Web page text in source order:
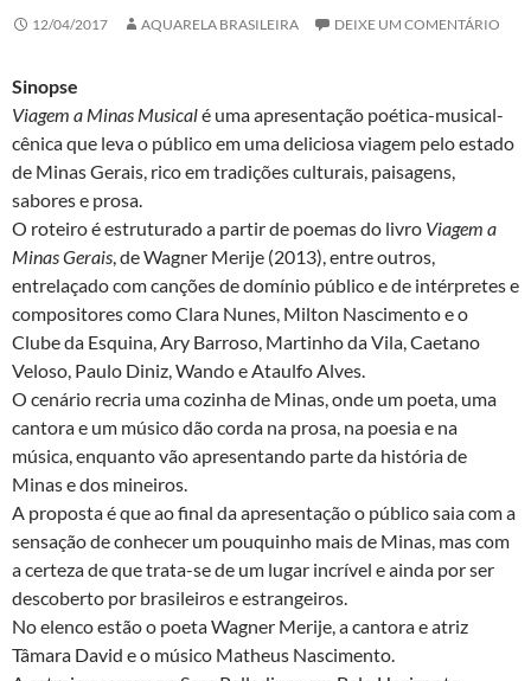
12/04/2017 AQUARELA BRASILEIRA DEIXE UM COMENTÁRIO
Sinopse
Viagem a Minas Musicalé uma apresentação poética-musical-
cênica que leva o público em uma deliciosa viagem pelo estado
de Minas Gerais, rico em tradições culturais, paisagens,
sabores e prosa.
O roteiro é estruturado a partir de poemas do livro Viagem a
Minas Gerais, de Wagner Merije (2013), entre outros,
entrelaçado com canções de domínio público e de intérpretes e
compositores como Clara Nunes, Milton Nascimento e o
Clube da Esquina, Ary Barroso, Martinho da Vila, Caetano
Veloso, Paulo Diniz, Wando e Ataulfo Alves.
O cenário recria uma cozinha de Minas, onde um poeta, uma
cantora e um músico dão corda na prosa, na poesia e na
música, enquanto vão apresentando parte da história de
Minas e dos mineiros.
A proposta é que ao final da apresentação o público saia com a
sensação de conhecer um pouquinho mais de Minas, mas com
a certeza de que trata-se de um lugar incrível e ainda por ser
descoberto por brasileiros e estrangeiros.
No elenco estão o poeta Wagner Merije, a cantora e atriz
Tâmara David e o músico Matheus Nascimento.